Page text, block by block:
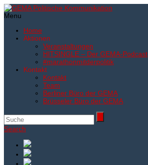
Menu
Home
Aktionen
Veranstaltungen
HITSINGLE – Der GEMA-Podcast
#marathonmitderpolitik
Kontakt
Kontakt
Team
Berliner Büro der GEMA
Brüsseler Büro der GEMA
Search